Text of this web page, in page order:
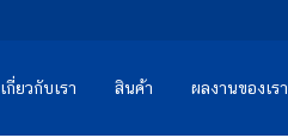
เกี่ยวกับเรา สินค้า ผลงานของเรา